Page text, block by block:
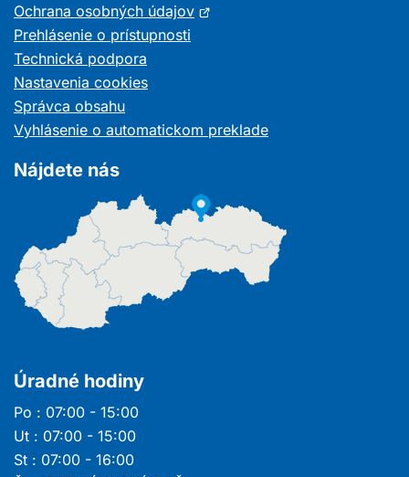
Ochrana osobných údajovOtvorí
Prehlásenie o prístupnosti
Technická podpora
Nastavenia cookies
Správca obsahu
Vyhlásenie o automatickom preklade
Nájdete nás
Úradné hodiny
Po : 07:00 - 15:00
Ut : 07:00 - 15:00
St : 07:00 - 16:00